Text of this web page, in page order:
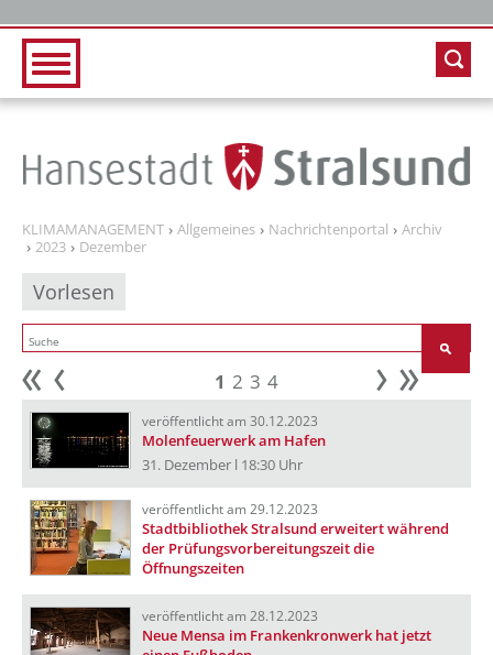
KLIMAMANAGEMENT Allgemeines Nachrichtenportal
Archiv
2023
Dezember
Vorlesen
Anfang 1 2 3 4 weiter
veröffentlicht am 30.12.2023
Molenfeuerwerk am Hafen
31. Dezember l 18:30 Uhr
veröffentlicht am 29.12.2023
Stadtbibliothek Stralsund erweitert während
der Prüfungsvorbereitungszeit die
Öffnungszeiten
veröffentlicht am 28.12.2023
Neue Mensa im Frankenkronwerk hat jetzt